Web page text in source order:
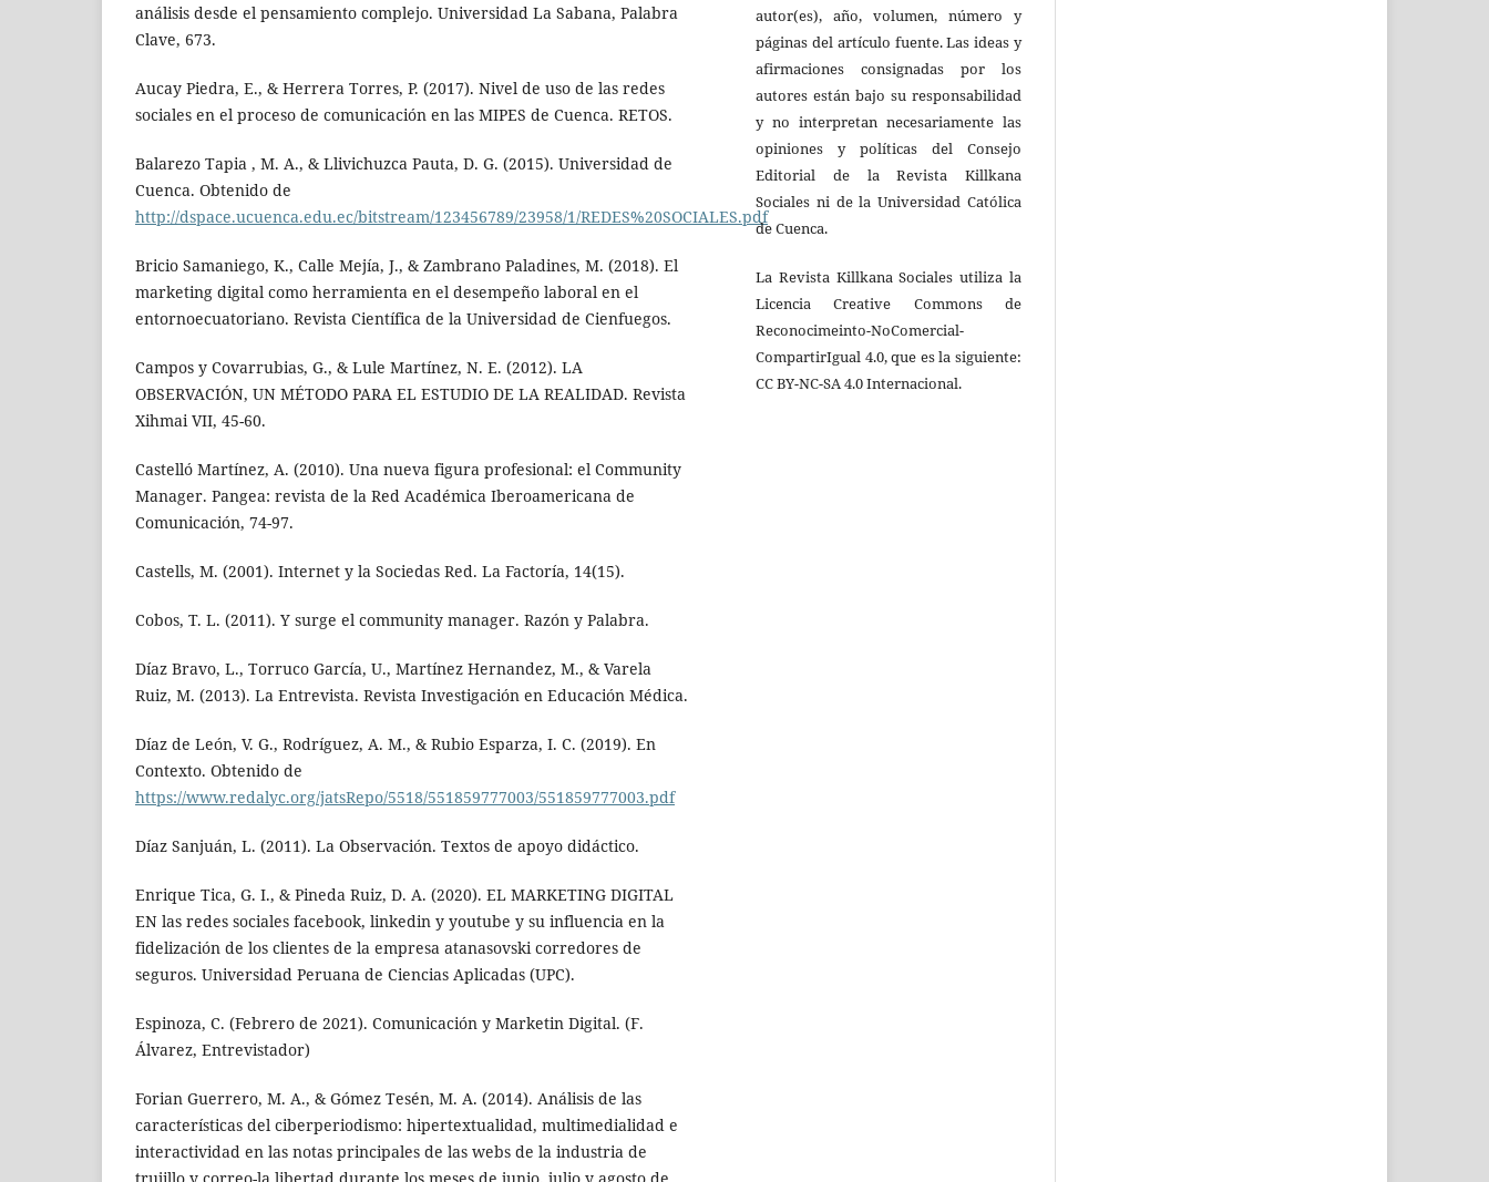
análisis desde el pensamiento complejo. Universidad La Sabana, Palabra
Clave, 673.
Aucay Piedra, E., & Herrera Torres, P. (2017). Nivel de uso de las redes
sociales en el proceso de comunicación en las MIPES de Cuenca. RETOS.
Balarezo Tapia , M. A., & Llivichuzca Pauta, D. G. (2015). Universidad de
Cuenca. Obtenido de
http://dspace.ucuenca.edu.ec/bitstream/123456789/23958/1/REDES%20SOCIALES.pdf
Bricio Samaniego, K., Calle Mejía, J., & Zambrano Paladines, M. (2018). El
marketing digital como herramienta en el desempeño laboral en el
entornoecuatoriano. Revista Científica de la Universidad de Cienfuegos.
Campos y Covarrubias, G., & Lule Martínez, N. E. (2012). LA
OBSERVACIÓN, UN MÉTODO PARA EL ESTUDIO DE LA REALIDAD. Revista
Xihmai VII, 45-60.
Castelló Martínez, A. (2010). Una nueva figura profesional: el Community
Manager. Pangea: revista de la Red Académica Iberoamericana de
Comunicación, 74-97.
Castells, M. (2001). Internet y la Sociedas Red. La Factoría, 14(15).
Cobos, T. L. (2011). Y surge el community manager. Razón y Palabra.
Díaz Bravo, L., Torruco García, U., Martínez Hernandez, M., & Varela
Ruiz, M. (2013). La Entrevista. Revista Investigación en Educación Médica.
Díaz de León, V. G., Rodríguez, A. M., & Rubio Esparza, I. C. (2019). En
Contexto. Obtenido de
https://www.redalyc.org/jatsRepo/5518/551859777003/551859777003.pdf
Díaz Sanjuán, L. (2011). La Observación. Textos de apoyo didáctico.
Enrique Tica, G. I., & Pineda Ruiz, D. A. (2020). EL MARKETING DIGITAL
EN las redes sociales facebook, linkedin y youtube y su influencia en la
fidelización de los clientes de la empresa atanasovski corredores de
seguros. Universidad Peruana de Ciencias Aplicadas (UPC).
Espinoza, C. (Febrero de 2021). Comunicación y Marketin Digital. (F.
Álvarez, Entrevistador)
Forian Guerrero, M. A., & Gómez Tesén, M. A. (2014). Análisis de las
características del ciberperiodismo: hipertextualidad, multimedialidad e
interactividad en las notas principales de las webs de la industria de
autor(es), año, volumen, número y
páginas del artículo fuente. Las ideas y
afirmaciones consignadas por los
autores están bajo su responsabilidad
y no interpretan necesariamente las
opiniones y políticas del Consejo
Editorial de la Revista Killkana
Sociales ni de la Universidad Católica
de Cuenca.
La Revista Killkana Sociales utiliza la
Licencia Creative Commons de
Reconocimeinto-NoComercial-
CompartirIgual 4.0, que es la siguiente:
CC BY-NC-SA 4.0 Internacional.